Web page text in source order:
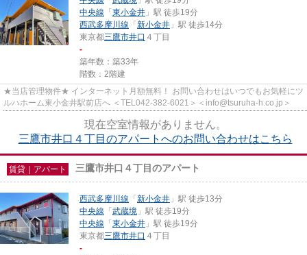
中央線 「 東小金井 」駅 徒歩19分
西武多摩川線 「 新小金井 」駅 徒歩14分
東京都三鷹市井口 ４丁目
-
築年数：築33年
階数：2階建
★当店管理物件★ インターネット月額無料！ お問い合わせはいつでもお気軽にツ
ルハホーム東小金井駅前店へ ＜TEL042-382-6021＞＜info@tsuruha-h.co.jp＞
現在空室情報がありません。
三鷹市井口４丁目のアパートへのお問い合わせはこちら
賃貸｜アパート 三鷹市井口４丁目のアパート
西武多摩川線 「 新小金井 」駅 徒歩13分
中央線 「 武蔵境 」駅 徒歩19分
中央線 「 東小金井 」駅 徒歩19分
東京都三鷹市井口 ４丁目
-